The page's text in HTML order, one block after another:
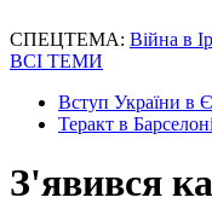
СПЕЦТЕМА: Війна в
ВСІ ТЕМИ
Вступ України в
Теракт в Барселоні
З'явився